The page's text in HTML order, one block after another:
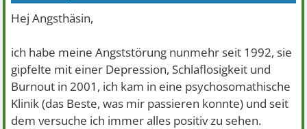
Hej Angsthäsin,
ich habe meine Angststörung nunmehr seit 1992, sie
gipfelte mit einer Depression, Schlaflosigkeit und
Burnout in 2001, ich kam in eine psychosomathische
Klinik (das Beste, was mir passieren konnte) und seit
dem versuche ich immer alles positiv zu sehen.